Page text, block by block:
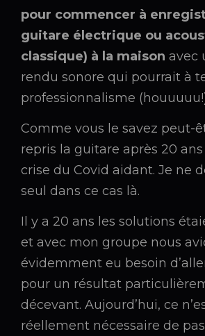
pour commencer à
guitare électrique ou
classique) à la maison avec
rendu sonore qui pourrait à
professionnalisme
Comme vous le savez peut-
repris la guitare après 20 ans
crise du Covid aidant. Je ne
seul dans ce cas là.
Il y a 20 ans les solutions
et avec mon groupe nous
évidemment eu besoin
pour un résultat
décevant. Aujourd’hui, ce
réellement nécessaire de